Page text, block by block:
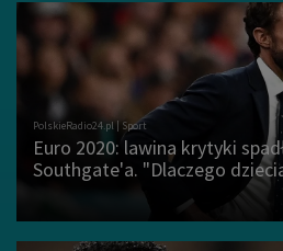
Euro 2020: lawina krytyki
Southgate'a. "Dlaczego